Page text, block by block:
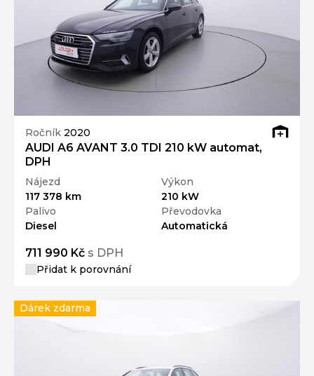
Ročník 2020
AUDI A6 AVANT 3.0 TDI 210 kW automat,
DPH
Nájezd
117 378 km
Výkon
210 kW
Palivo
Diesel
Převodovka
Automatická
711 990 Kč s DPH
Přidat k porovnání
Dárek zdarma